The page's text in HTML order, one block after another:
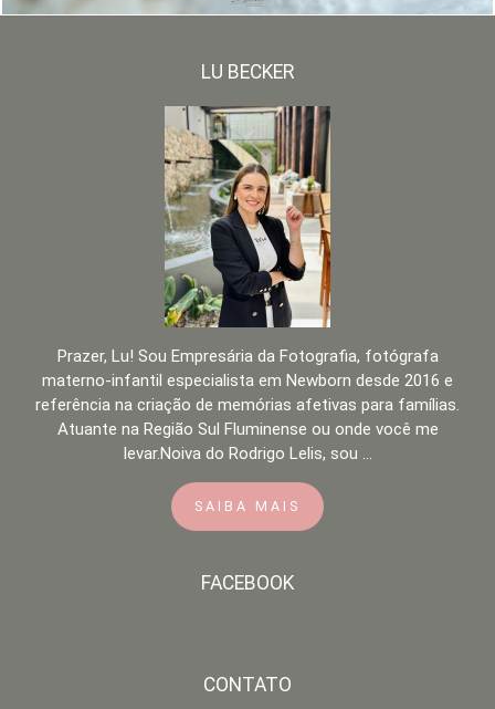
LU BECKER
Prazer, Lu! Sou Empresária da Fotografia, fotógrafa
materno-infantil especialista em Newborn desde 2016 e
referência na criação de memórias afetivas para famílias.
Atuante na Região Sul Fluminense ou onde você me
levar.Noiva do Rodrigo Lelis, sou ...
SAIBA MAIS
FACEBOOK
CONTATO